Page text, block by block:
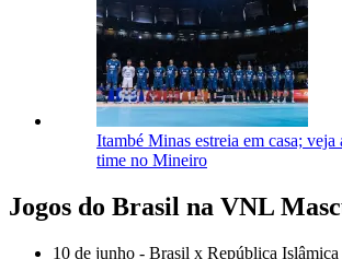
Itambé Minas estreia em casa; veja
time no Mineiro
Jogos do Brasil na VNL
10 de junho - Brasil x República